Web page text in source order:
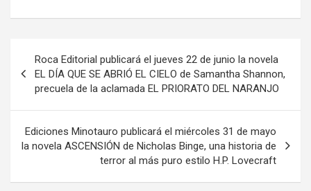
de
entradas
Roca Editorial publicará el jueves 22 de junio la novela
EL DÍA QUE SE ABRIÓ EL CIELO de Samantha Shannon,
precuela de la aclamada EL PRIORATO DEL NARANJO
Ediciones Minotauro publicará el miércoles 31 de mayo
la novela ASCENSIÓN de Nicholas Binge, una historia de
terror al más puro estilo H.P. Lovecraft